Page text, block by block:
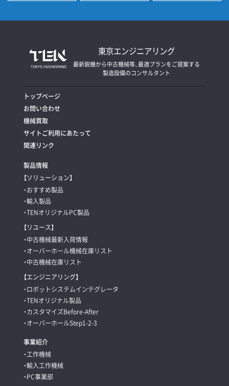
東京エンジニアリング
最新鋭機から中古機械等、最適プランをご提案する
製造設備のコンサルタント
トップページ
お問い合わせ
機械買取
サイトご利用にあたって
関連リンク
製品情報
【ソリューション】
・おすすめ製品
・輸入製品
・TENオリジナルPC製品
【リユース】
・中古機械最新入荷情報
・オーバーホール機械在庫リスト
・中古機械在庫リスト
【エンジニアリング】
・ロボットシステムインテグレータ
・TENオリジナル製品
・カスタマイズBefore-After
・オーバーホールStep1-2-3
事業紹介
・工作機械
・輸入工作機械
・PC事業部